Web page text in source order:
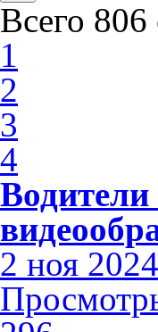
Всего 806
1
2
3
4
2 ноя